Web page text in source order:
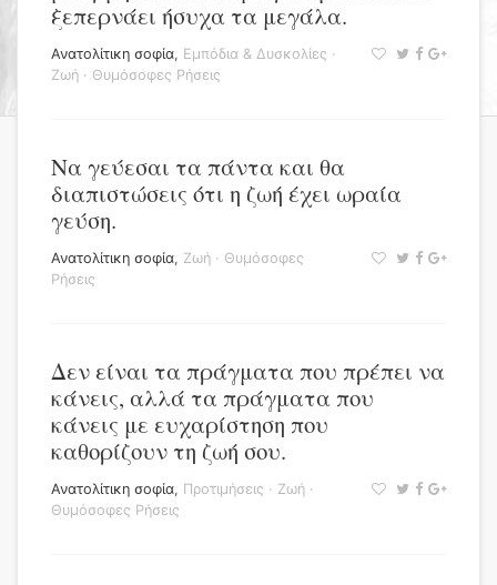
ξεπερνάει ήσυχα τα μεγάλα.
Ανατολίτικη σοφία, Εμπόδια & Δυσκολίες ·
Ζωή · Θυμόσοφες Ρήσεις
Να γεύεσαι τα πάντα και θα
διαπιστώσεις ότι η ζωή έχει ωραία
γεύση.
Ανατολίτικη σοφία, Ζωή · Θυμόσοφες
Ρήσεις
Δεν είναι τα πράγματα που πρέπει να
κάνεις, αλλά τα πράγματα που
κάνεις με ευχαρίστηση που
καθορίζουν τη ζωή σου.
Ανατολίτικη σοφία, Προτιμήσεις · Ζωή ·
Θυμόσοφες Ρήσεις